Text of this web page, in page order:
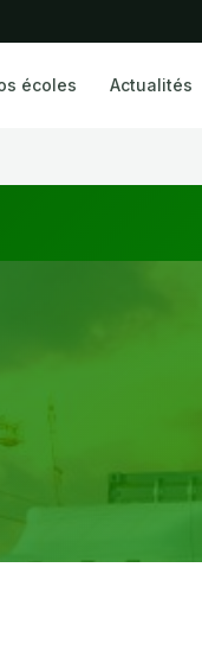
écoles Actualités